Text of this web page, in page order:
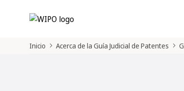
Inicio Acerca de la Guía Judicial de Patentes